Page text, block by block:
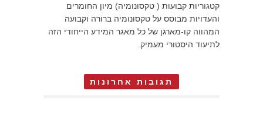
קטגוריות קבועות ( טקסונומיה) מיון החומרים
והעדויות מבוסס על טקסונומיה ברורה וקבועה
המהווה קו-מארגן של כל מאגר המידע הייחודי הזה
לתיעוד היסטורי מעמיק.
תגובות אחרונות